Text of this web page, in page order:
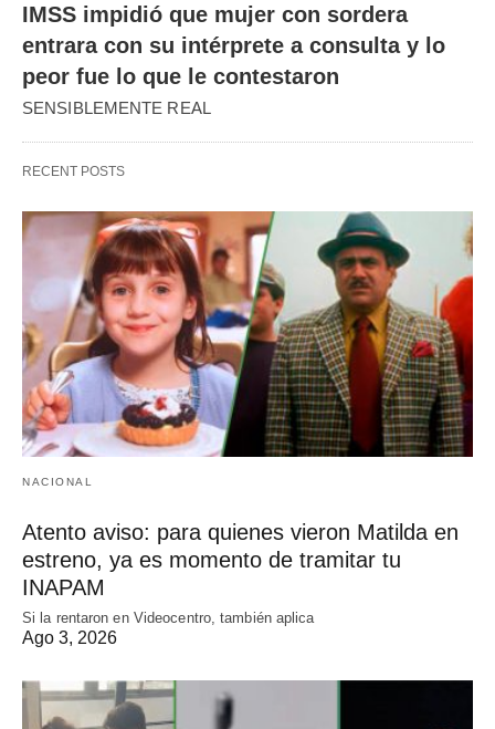
IMSS impidió que mujer con sordera
entrara con su intérprete a consulta y lo
peor fue lo que le contestaron
SENSIBLEMENTE REAL
RECENT POSTS
NACIONAL
Atento aviso: para quienes vieron Matilda en
estreno, ya es momento de tramitar tu
INAPAM
Si la rentaron en Videocentro, también aplica
Ago 3, 2026